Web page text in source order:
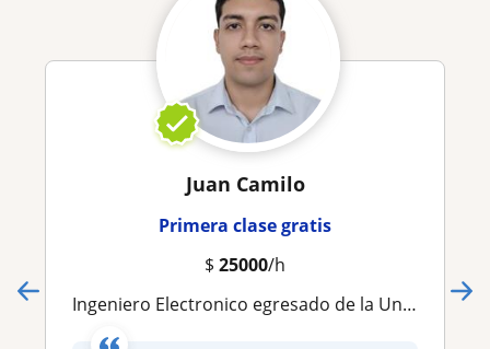
Juan Camilo
Primera clase gratis
$ 25000/h
Ingeniero Electronico egresado de la Universidad Surcolombiana. Aprende matematicas, fisica, geometria etc